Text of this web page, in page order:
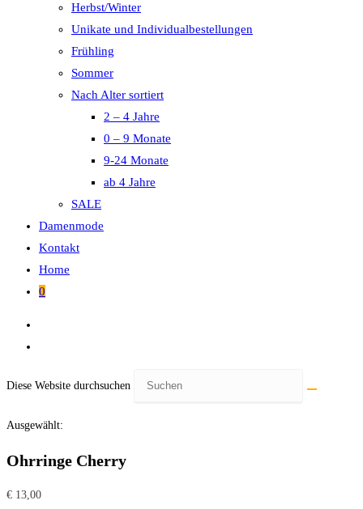
Herbst/Winter
Unikate und Individualbestellungen
Frühling
Sommer
Nach Alter sortiert
2 – 4 Jahre
0 – 9 Monate
9-24 Monate
ab 4 Jahre
SALE
Damenmode
Kontakt
Home
0
Diese Website durchsuchen
Ausgewählt:
Ohrringe Cherry
€ 13,00